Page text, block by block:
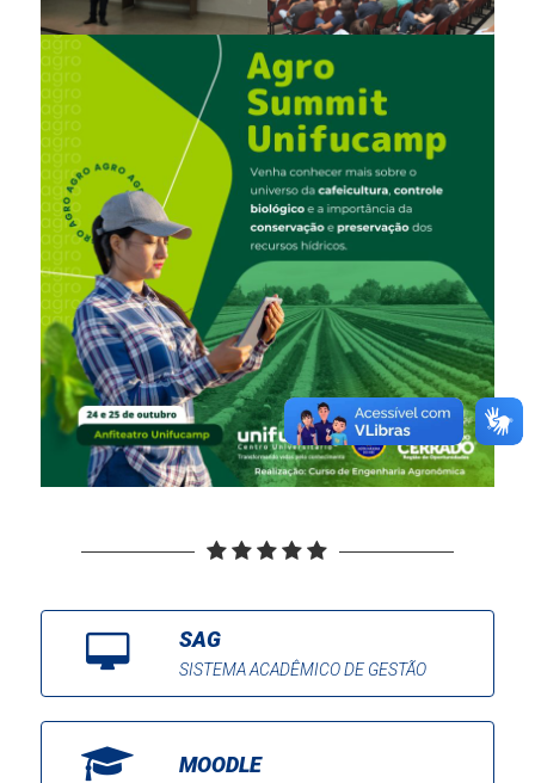
SAG
SISTEMA ACADÊMICO DE GESTÃO
MOODLE